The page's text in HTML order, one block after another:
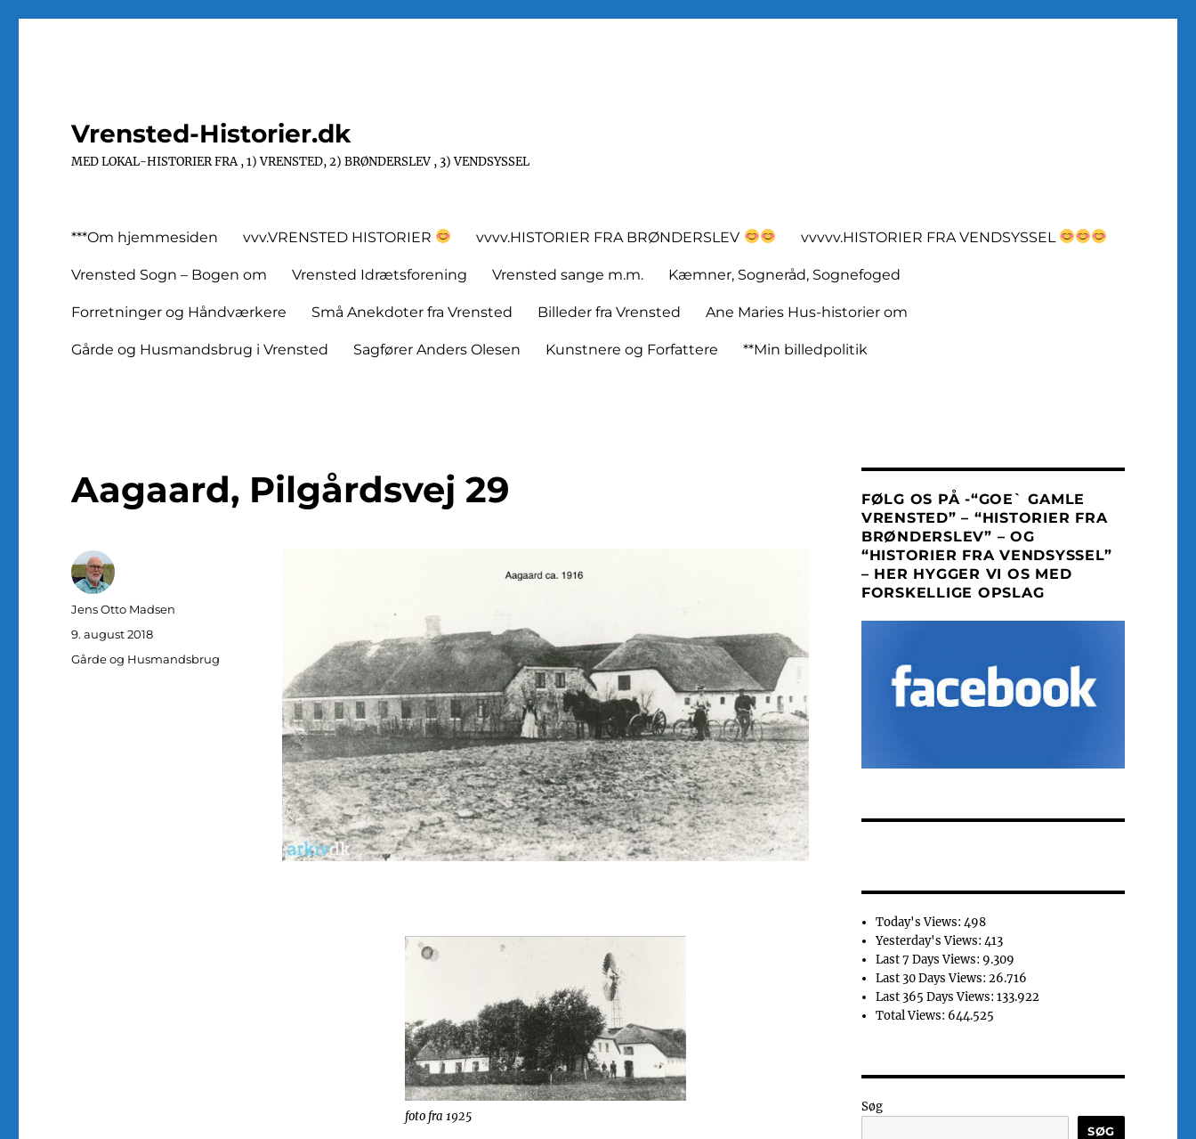
Vrensted-Historier.dk
MED LOKAL-HISTORIER FRA , 1) VRENSTED, 2) BRØNDERSLEV , 3) VENDSYSSEL
***Om hjemmesiden vvv.VRENSTED HISTORIER vvvv.HISTORIER FRA BRØNDERSLEV vvvvv.HISTORIER FRA VENDSYSSEL
Vrensted Sogn – Bogen om Vrensted Idrætsforening Vrensted sange m.m. Kæmner, Sogneråd, Sognefoged
Forretninger og Håndværkere Små Anekdoter fra Vrensted Billeder fra Vrensted Ane Maries Hus-historier om
Gårde og Husmandsbrug i Vrensted Sagfører Anders Olesen Kunstnere og Forfattere **Min billedpolitik
Aagaard, Pilgårdsvej 29
foto fra 1925
Forfatter
Jens Otto Madsen
Udgivet
9. august 2018
Kategorier
Gårde og Husmandsbrug
FØLG OS PÅ -“GOE` GAMLE
VRENSTED” – “HISTORIER FRA
BRØNDERSLEV” – OG
“HISTORIER FRA VENDSYSSEL”
– HER HYGGER VI OS MED
FORSKELLIGE OPSLAG
Today's Views:498
Yesterday's Views:413
Last 7 Days Views: 9.309
Last 30 Days Views:26.716
Last 365 Days Views:133.922
Total Views: 644.525
Søg
SØG